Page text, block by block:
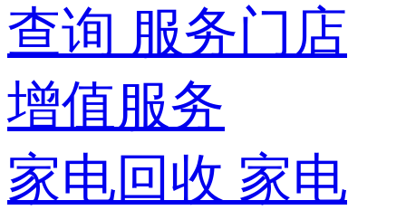
查询 服务门店
增值服务
家电回收 家电